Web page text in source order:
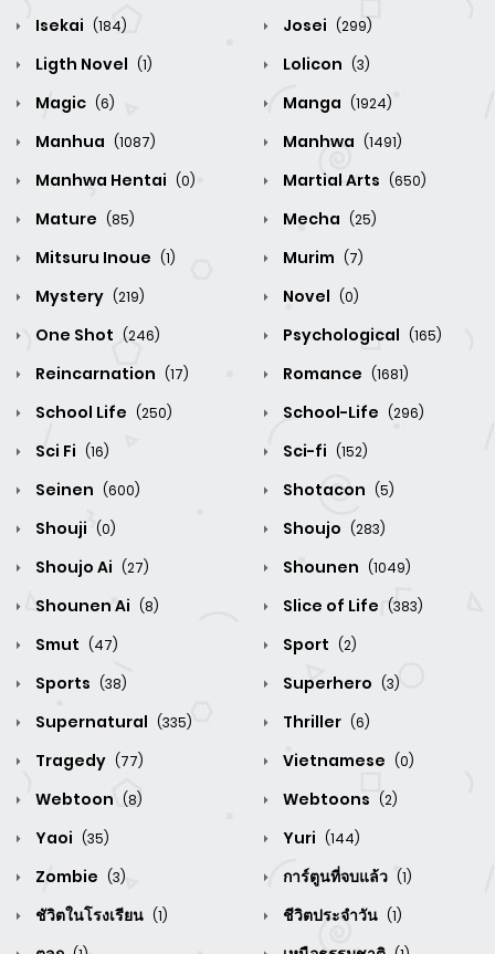
Isekai (184) Josei (299)
Ligth Novel (1) Lolicon (3)
Magic (6) Manga (1924)
Manhua (1087) Manhwa (1491)
Manhwa Hentai (0) Martial Arts (650)
Mature (85) Mecha (25)
Mitsuru Inoue (1) Murim (7)
Mystery (219) Novel (0)
One Shot (246) Psychological (165)
Reincarnation (17) Romance (1681)
School Life (250) School-Life (296)
Sci Fi (16) Sci-fi (152)
Seinen (600) Shotacon (5)
Shouji (0) Shoujo (283)
Shoujo Ai (27) Shounen (1049)
Shounen Ai (8) Slice of Life (383)
Smut (47) Sport (2)
Sports (38) Superhero (3)
Supernatural (335) Thriller (6)
Tragedy (77) Vietnamese (0)
Webtoon (8) Webtoons (2)
Yaoi (35) Yuri (144)
Zombie (3) การ์ตูนที่จบแล้ว (1)
ชัวิตในโรงเรียน (1) ชีวิตประจำวัน (1)